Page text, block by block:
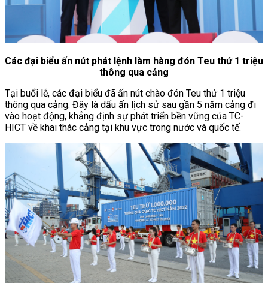
Các đại biểu ấn nút phát lệnh làm hàng đón Teu thứ 1 triệu
thông qua cảng
Tại buổi lễ, các đại biểu đã ấn nút chào đón Teu thứ 1 triệu
thông qua cảng. Đây là dấu ấn lịch sử sau gần 5 năm cảng đi
vào hoạt động, khẳng định sự phát triển bền vững của TC-
HICT về khai thác cảng tại khu vực trong nước và quốc tế.